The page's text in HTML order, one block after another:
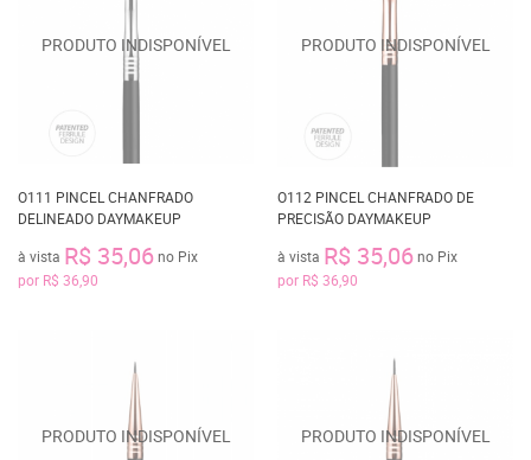
O111 PINCEL CHANFRADO
DELINEADO DAYMAKEUP
à vista R$ 35,06no Pix
por R$ 36,90
O112 PINCEL CHANFRADO DE
PRECISÃO DAYMAKEUP
à vista R$ 35,06no Pix
por R$ 36,90